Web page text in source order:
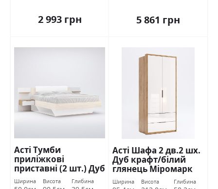
2 993 грн 5 861 грн
Асті Тумби
приліжкові
приставні (2 шт.) Дуб
крафт/білий
Ширина Висота Глибина
Асті Шафа 2 дв.2 шх.
Дуб крафт/білий
глянець Міромарк
Ширина Висота Глибина